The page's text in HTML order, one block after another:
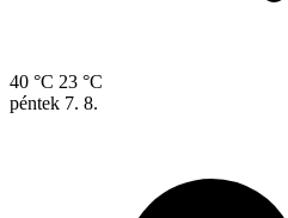
40 °C 23 °C
péntek 7. 8.